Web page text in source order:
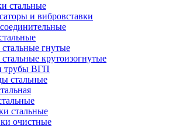
стальные
и вибровставки
гнутые
крутоизогнутые
трубы ВГП
стальные
стальные
очистные